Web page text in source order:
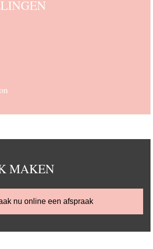
MAKEN
nu online een afspraak